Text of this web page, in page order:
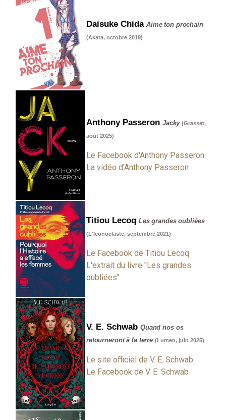
Daisuke Chida Aime ton prochain
(Akata, octobre 2019)
Anthony Passeron Jacky(Grasset,
août 2025)
Le Facebook d'Anthony Passeron
La vidéo d'Anthony Passeron
Titiou Lecoq Les grandes oubliées
(L'Iconoclaste, septembre 2021)
Le Facebook de Titiou Lecoq
L'extrait du livre "Les grandes
oubliées"
V. E. Schwab Quand nos os
retourneront à la terre (Lumen, juin 2025)
Le site officiel de V. E. Schwab
Le Facebook de V. E. Schwab